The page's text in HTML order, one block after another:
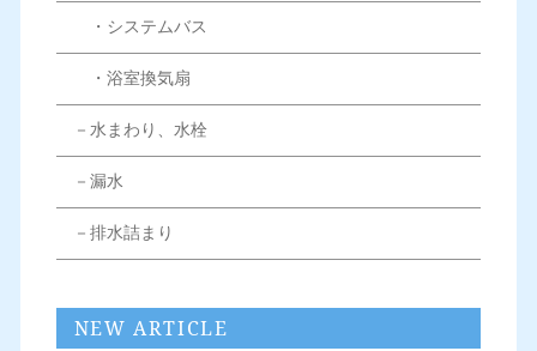
・システムバス
・浴室換気扇
－水まわり、水栓
－漏水
－排水詰まり
NEW ARTICLE